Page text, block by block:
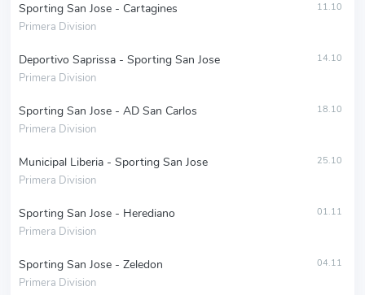
Sporting San Jose - Cartagines
Primera Division
11.10
Deportivo Saprissa - Sporting San Jose
Primera Division
14.10
Sporting San Jose - AD San Carlos
Primera Division
18.10
Municipal Liberia - Sporting San Jose
Primera Division
25.10
Sporting San Jose - Herediano
Primera Division
01.11
Sporting San Jose - Zeledon
Primera Division
04.11